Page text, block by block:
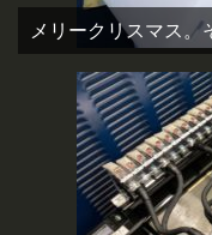
メリークリスマス。